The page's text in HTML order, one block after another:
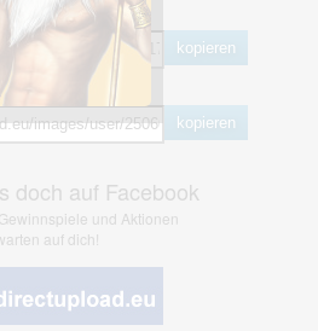
BB Code
kopieren
kopieren
doch auf Facebook
und Aktionen
auf dich!